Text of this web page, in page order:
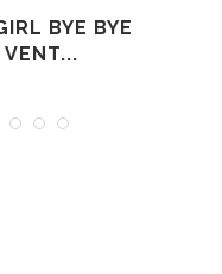
BYE BYE
VENT...